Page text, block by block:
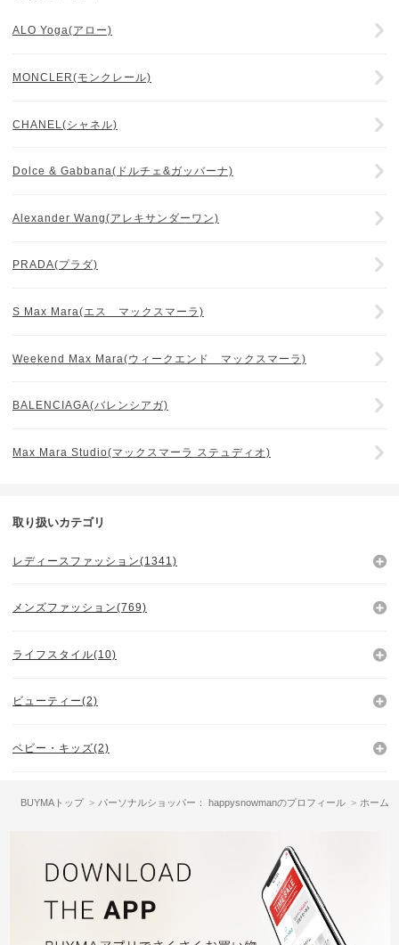
ALO Yoga(アロー)
MONCLER(モンクレール)
CHANEL(シャネル)
Dolce & Gabbana(ドルチェ&ガッバーナ)
Alexander Wang(アレキサンダーワン)
PRADA(プラダ)
S Max Mara(エス マックスマーラ)
Weekend Max Mara(ウィークエンド マックスマーラ)
BALENCIAGA(バレンシアガ)
Max Mara Studio(マックスマーラ ステュディオ)
取り扱いカテゴリ
レディースファッション(1341)
メンズファッション(769)
ライフスタイル(10)
ビューティー(2)
ベビー・キッズ(2)
BUYMAトップ パーソナルショッパー： happysnowmanのプロフィール ホーム